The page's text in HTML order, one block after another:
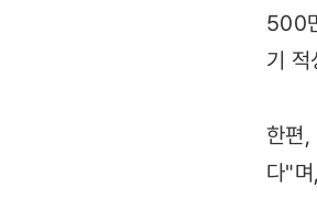
500
기 적
한편,
다"